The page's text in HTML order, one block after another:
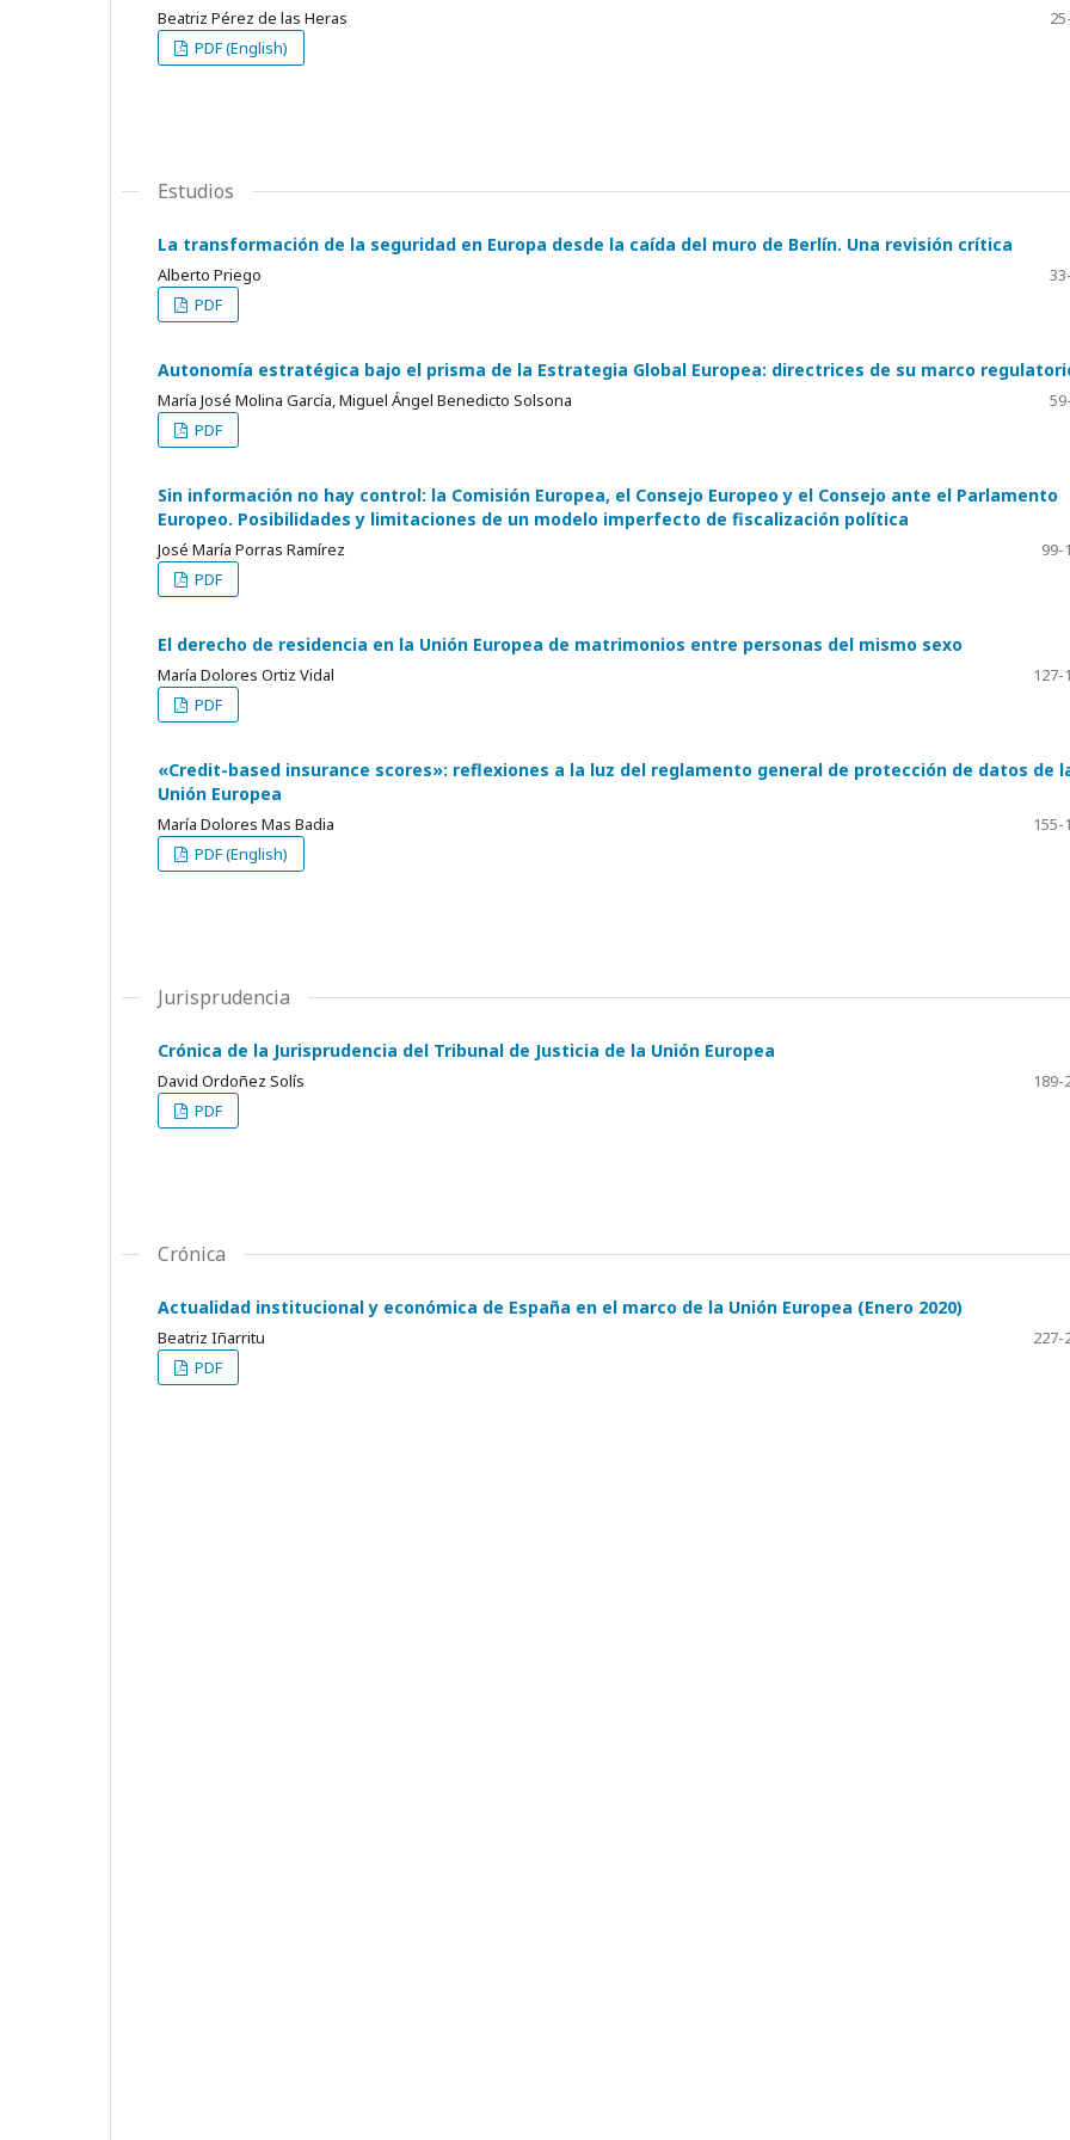
Beatriz Pérez de las Heras
PDF (English)
Estudios
La transformación de la seguridad en Europa desde la caída del muro de Berlín. Una revisión crítica
Alberto Priego
PDF
Autonomía estratégica bajo el prisma de la Estrategia Global Europea: directrices de su marco
María José Molina García, Miguel Ángel Benedicto Solsona
PDF
Sin información no hay control: la Comisión Europea, el Consejo Europeo y el Consejo ante el Parlamento
Europeo. Posibilidades y limitaciones de un modelo imperfecto de fiscalización política
José María Porras Ramírez
99-
PDF
El derecho de residencia en la Unión Europea de matrimonios entre personas del mismo sexo
María Dolores Ortiz Vidal
127-
PDF
«Credit-based insurance scores»: reflexiones a la luz del reglamento general de protección de datos de
Unión Europea
María Dolores Mas Badia
155-
PDF (English)
Jurisprudencia
Crónica de la Jurisprudencia del Tribunal de Justicia de la Unión Europea
David Ordoñez Solís
189-
PDF
Crónica
Actualidad institucional y económica de España en el marco de la Unión Europea (Enero 2020)
Beatriz Iñarritu
227-
PDF